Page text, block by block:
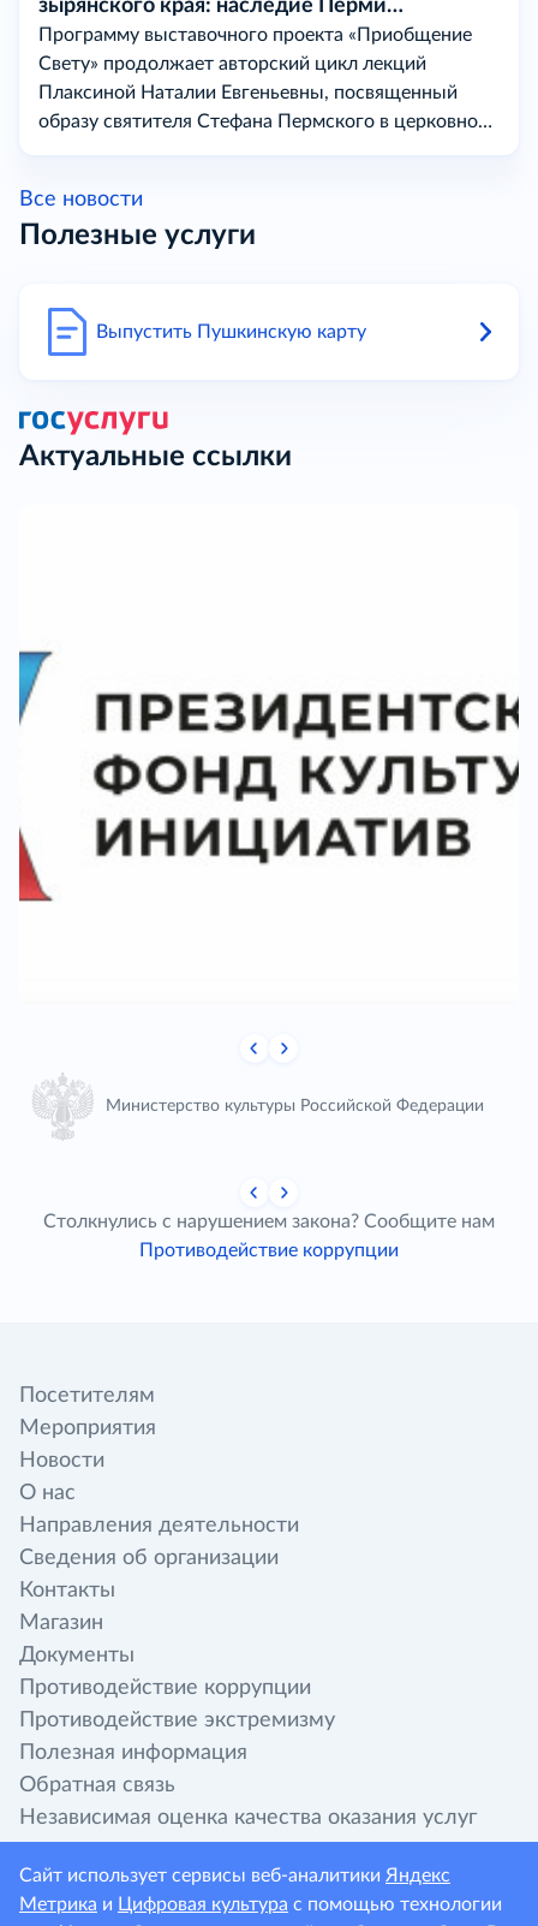
зырянского края: наследие Перми
Вычегодской
Программу выставочного проекта «Приобщение
Свету» продолжает авторский цикл лекций
Плаксиной Наталии Евгеньевны, посвященный
образу святителя Стефана Пермского в церковном
Все новости
Полезные услуги
Выпустить Пушкинскую карту
Актуальные ссылки
Министерство культуры Российской Федерации
Столкнулись с нарушением закона? Сообщите нам
Противодействие коррупции
Посетителям
Мероприятия
Новости
О нас
Направления деятельности
Сведения об организации
Контакты
Магазин
Документы
Противодействие коррупции
Противодействие экстремизму
Полезная информация
Обратная связь
Независимая оценка качества оказания услуг
Сайт использует сервисы веб-аналитики Яндекс
Метрика и Цифровая культура с помощью технологии